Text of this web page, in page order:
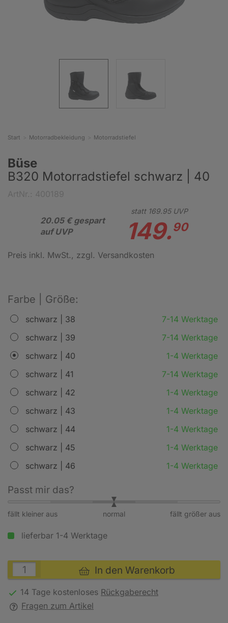
Start Motorradbekleidung Motorradstiefel
Büse
B320 Motorradstiefel schwarz | 40
20.05 € gespart
auf UVP
statt 169.95UVP
149.90
Preis inkl. MwSt., zzgl. Versandkosten
Farbe | Größe:
schwarz | 38
7-14 Werktage
schwarz | 39
7-14 Werktage
schwarz | 40
1-4 Werktage
schwarz | 41
7-14 Werktage
schwarz | 42
1-4 Werktage
schwarz | 43
1-4 Werktage
schwarz | 44
1-4 Werktage
schwarz | 45
1-4 Werktage
schwarz | 46
1-4 Werktage
Passt mir das?
fällt kleiner aus fällt größer aus
normal
lieferbar 1-4 Werktage
In den Warenkorb
14 Tage kostenloses Rückgaberecht
Fragen zum Artikel